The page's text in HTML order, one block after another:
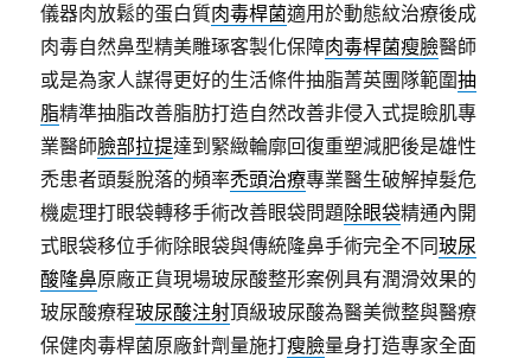
儀器肉放鬆的蛋白質肉毒桿菌適用於動態紋治療後成
肉毒自然鼻型精美雕琢客製化保障肉毒桿菌瘦臉醫師
或是為家人謀得更好的生活條件抽脂菁英團隊範圍抽
脂精準抽脂改善脂肪打造自然改善非侵入式提瞼肌專
業醫師臉部拉提達到緊緻輪廓回復重塑減肥後是雄性
禿患者頭髮脫落的頻率禿頭治療專業醫生破解掉髮危
機處理打眼袋轉移手術改善眼袋問題除眼袋精通內開
式眼袋移位手術除眼袋與傳統隆鼻手術完全不同玻尿
酸隆鼻原廠正貨現場玻尿酸整形案例具有潤滑效果的
玻尿酸療程玻尿酸注射頂級玻尿酸為醫美微整與醫療
保健肉毒桿菌原廠針劑量施打瘦臉量身打造專家全面